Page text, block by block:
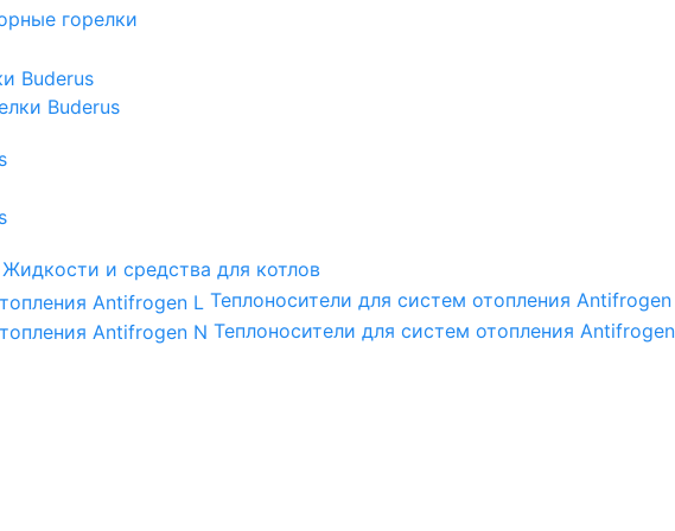
горелки
Buderus
Buderus
Жидкости и средства для котлов
Теплоносители для систем отопления
Теплоносители для систем отопления